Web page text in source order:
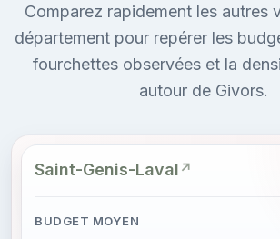
Comparez rapidement les autres
département pour repérer les
fourchettes observées et la
autour de Givors.
Saint-Genis-Laval